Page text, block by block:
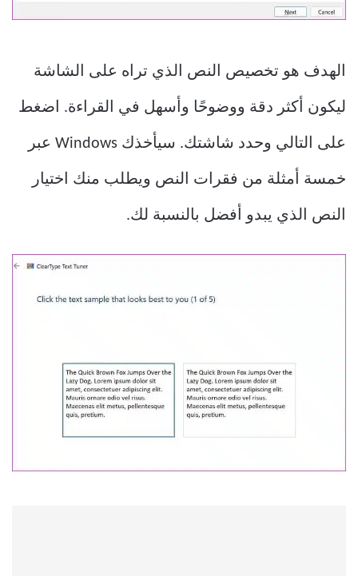
الهدف هو تخصيص النص الذي تراه على الشاشة
ليكون أكثر دقة ووضوحًا وأسهل في القراءة. اضغط
على التالي وحدد شاشتك. سيأخذك Windows عبر
خمسة أمثلة من فقرات النص ويطلب منك اختيار
النص الذي يبدو أفضل بالنسبة لك.